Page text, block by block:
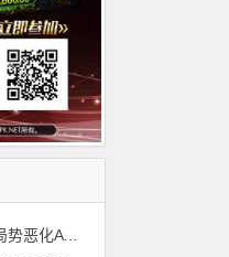
大发体育-两中国球员参赛！中东局势恶化ATP挑战赛取消，大发助力你的致富之路！